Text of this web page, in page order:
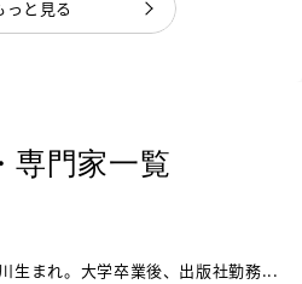
っと見る
専門家一覧
生まれ。大学卒業後、出版社勤務...